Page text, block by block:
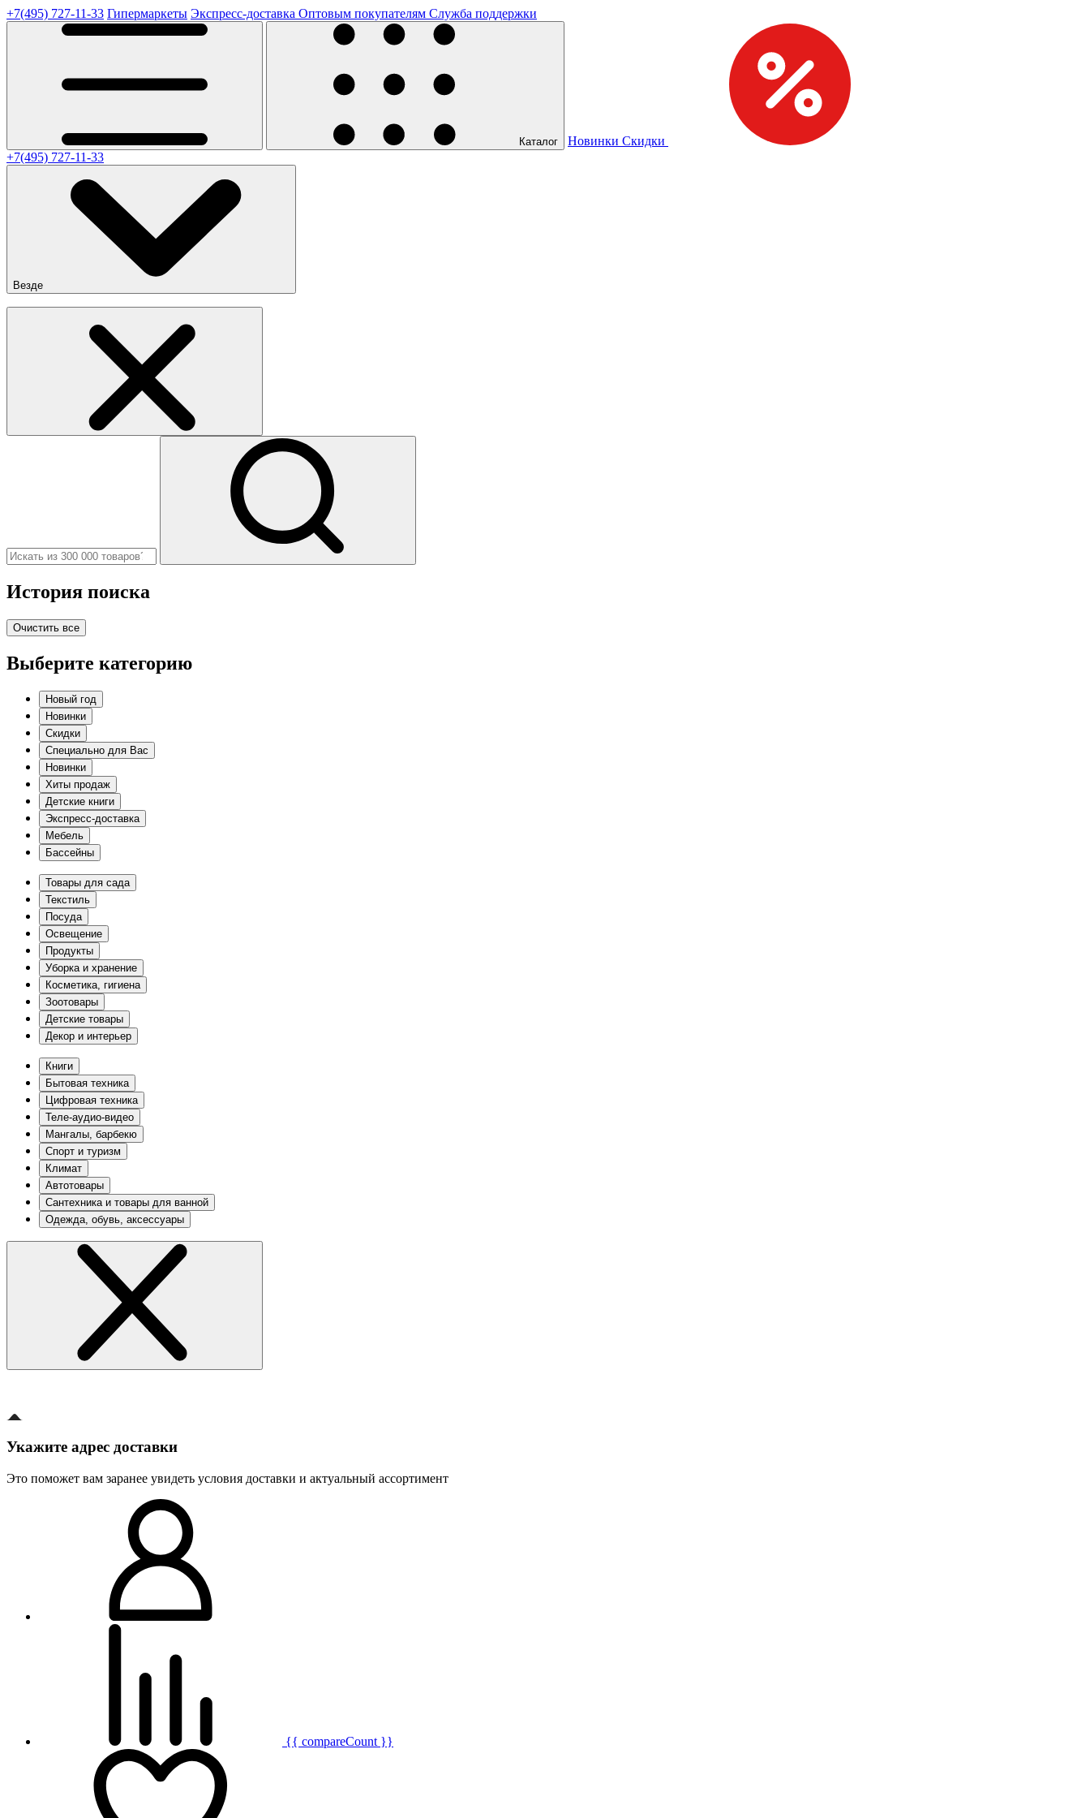
+7(495) 727-11-33 Гипермаркеты Экспресс-доставка Оптовым покупателям Служба поддержки
Каталог Новинки Скидки
+7(495) 727-11-33
Везде
История поиска
Очистить все
Выберите категорию
Новый год
Новинки
Скидки
Специально для Вас
Новинки
Хиты продаж
Детские книги
Экспресс-доставка
Мебель
Бассейны
Товары для сада
Текстиль
Посуда
Освещение
Продукты
Уборка и хранение
Косметика, гигиена
Зоотовары
Детские товары
Декор и интерьер
Книги
Бытовая техника
Цифровая техника
Теле-аудио-видео
Мангалы, барбекю
Спорт и туризм
Климат
Автотовары
Сантехника и товары для ванной
Одежда, обувь, аксессуары
Укажите адрес доставки
Это поможет вам заранее увидеть условия доставки и актуальный ассортимент
{{ compareCount }}